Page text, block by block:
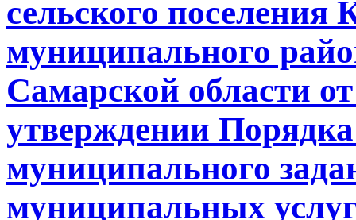
сельского поселения
муниципального
Самарской области
утверждении
муниципального
муниципальных